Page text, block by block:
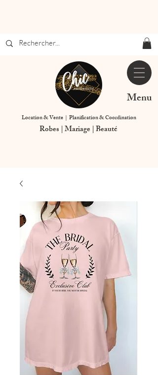
Menu
Location & Vente | Planification & Coordination
Robes | Mariage | Beauté